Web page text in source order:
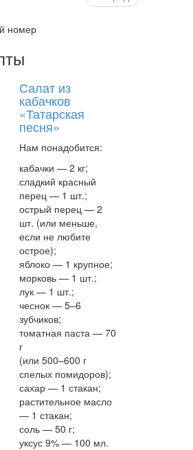
Салат из
кабачков
«Татарская
песня»
Нам понадобится:
кабачки — 2 кг;
сладкий красный
перец — 1 шт.;
острый перец — 2
шт. (или меньше,
если не любите
острое);
яблоко — 1 крупное;
морковь — 1 шт.;
лук — 1 шт.;
чеснок — 5–6
зубчиков;
томатная паста — 70
г
(или 500–600 г
спелых помидоров);
сахар — 1 стакан;
растительное масло
— 1 стакан;
соль — 50 г;
уксус 9% — 100 мл.